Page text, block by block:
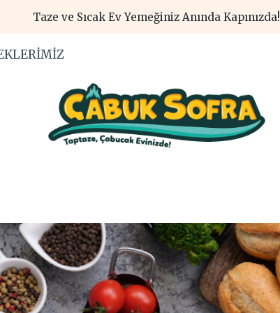
Taze ve Sıcak Ev Yemeğiniz Anında Kapınızda!